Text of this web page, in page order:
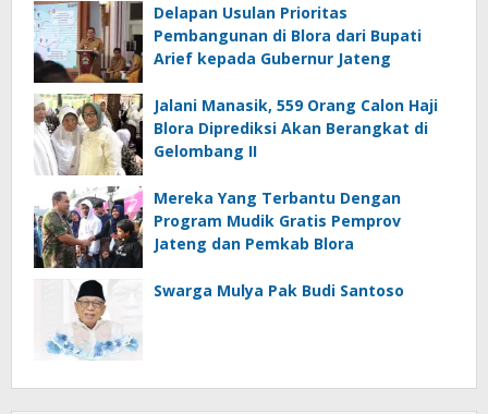
Delapan Usulan Prioritas
Pembangunan di Blora dari Bupati
Arief kepada Gubernur Jateng
Jalani Manasik, 559 Orang Calon Haji
Blora Diprediksi Akan Berangkat di
Gelombang II
Mereka Yang Terbantu Dengan
Program Mudik Gratis Pemprov
Jateng dan Pemkab Blora
Swarga Mulya Pak Budi Santoso